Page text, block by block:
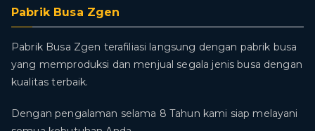
Pabrik Busa Zgen
Pabrik Busa Zgen terafiliasi langsung dengan pabrik busa
yang memproduksi dan menjual segala jenis busa dengan
kualitas terbaik.
Dengan pengalaman selama 8 Tahun kami siap melayani